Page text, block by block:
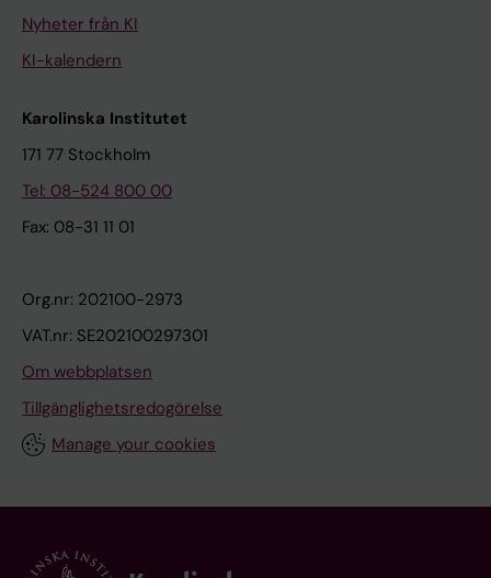
Nyheter från KI
KI-kalendern
Karolinska Institutet
171 77 Stockholm
Tel: 08-524 800 00
Fax: 08-31 11 01
Org.nr: 202100-2973
VAT.nr: SE202100297301
Om webbplatsen
Tillgänglighetsredogörelse
Manage your cookies